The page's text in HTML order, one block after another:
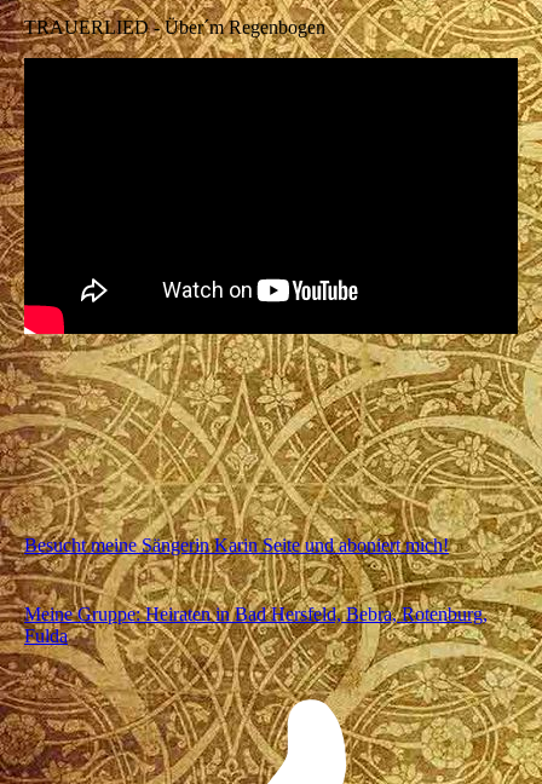
TRAUERLIED - Über´m Regenbogen
Besucht meine Sängerin Karin Seite und aboniert mich!
Meine Gruppe: Heiraten in Bad Hersfeld, Bebra, Rotenburg,
Fulda